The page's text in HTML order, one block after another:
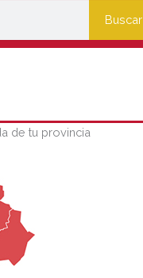
Buscar
de tu provincia